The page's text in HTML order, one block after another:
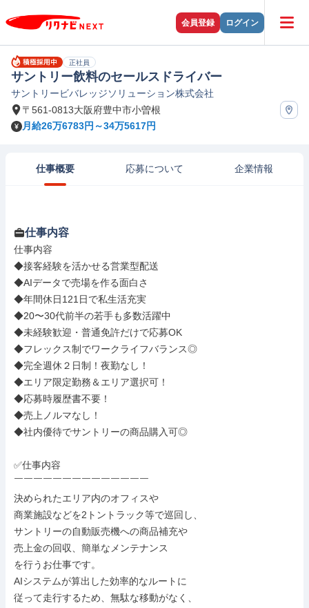
会員登録 ログイン
正社員
サントリー飲料のセールスドライバー
サントリービバレッジソリューション株式会社
〒561-0813大阪府豊中市小曽根
月給26万6783円～34万5617円
仕事概要 応募について 企業情報
仕事内容
仕事内容
◆接客経験を活かせる営業型配送
◆AIデータで売場を作る面白さ
◆年間休日121日で私生活充実
◆20〜30代前半の若手も多数活躍中
◆未経験歓迎・普通免許だけで応募OK
◆フレックス制でワークライフバランス◎
◆完全週休２日制！夜勤なし！
◆エリア限定勤務＆エリア選択可！
◆応募時履歴書不要！
◆売上ノルマなし！
◆社内優待でサントリーの商品購入可◎
✅仕事内容
￣￣￣￣￣￣￣￣￣￣￣￣￣￣
決められたエリア内のオフィスや
商業施設などを2トントラック等で巡回し、
サントリーの自動販売機への商品補充や
売上金の回収、簡単なメンテナンス
を行うお仕事です。
AIシステムが算出した効率的なルートに
従って走行するため、無駄な移動がなく、